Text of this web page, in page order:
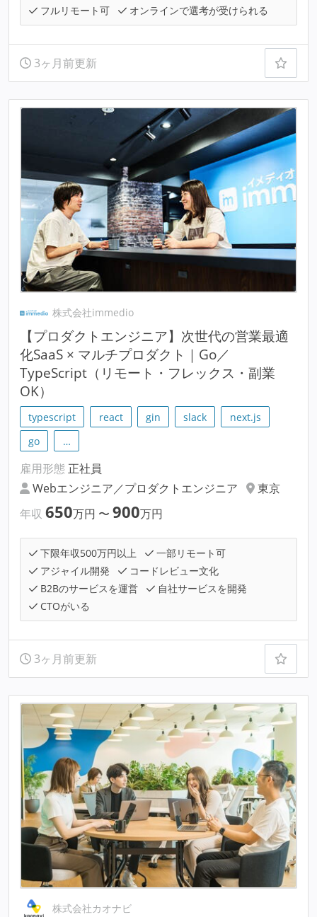
フルリモート可
オンラインで選考が受けられる
3ヶ月前更新
株式会社immedio
【プロダクトエンジニア】次世代の営業最適
化SaaS × マルチプロダクト｜Go／
TypeScript（リモート・フレックス・副業
OK）
typescript react gin slack
next.js
go
…
雇用形態 正社員
Webエンジニア／プロダクトエンジニア
東京
年収 650万円 〜 900万円
下限年収500万円以上
一部リモート可
アジャイル開発
コードレビュー文化
B2Bのサービスを運営
自社サービスを開発
CTOがいる
3ヶ月前更新
株式会社カオナビ